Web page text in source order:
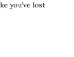
you’ve lost